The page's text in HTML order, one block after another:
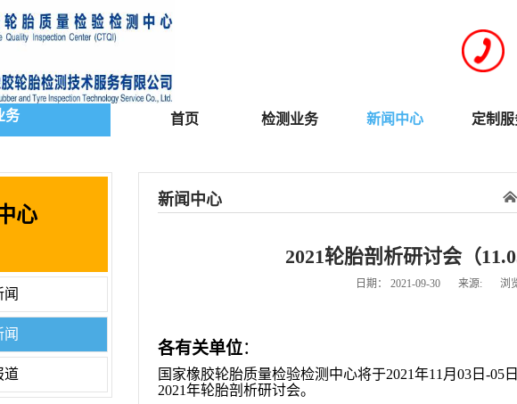
务 首页 检测业务 新闻中心 定制
心
闻
道
新闻中心
2021轮胎剖析研讨会（
日期： 2021-09-30 来源: 浏
各有关单位：
国家橡胶轮胎质量检验检测中心将于2021年11月03日-05
2021年轮胎剖析研讨会。